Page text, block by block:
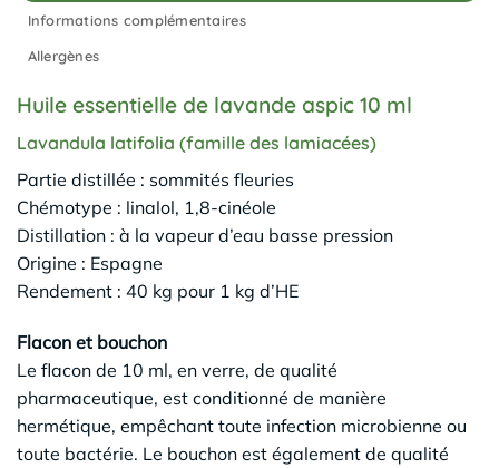
Informations complémentaires
Allergènes
Huile essentielle de lavande aspic 10 ml
Lavandula latifolia (famille des lamiacées)
Partie distillée : sommités fleuries
Chémotype : linalol, 1,8-cinéole
Distillation : à la vapeur d’eau basse pression
Origine : Espagne
Rendement : 40 kg pour 1 kg d’HE
Flacon et bouchon
Le flacon de 10 ml, en verre, de qualité
pharmaceutique, est conditionné de manière
hermétique, empêchant toute infection microbienne ou
toute bactérie. Le bouchon est également de qualité